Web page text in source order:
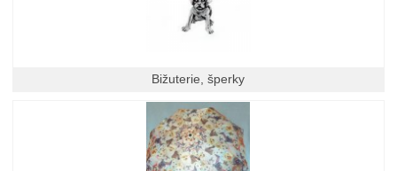
Bižuterie, šperky